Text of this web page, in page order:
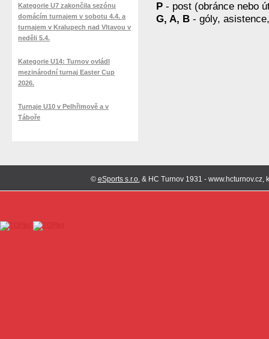
P - post (obránce nebo
G, A, B - góly,
Kategorie U7 zakončila sezónu
domácím turnajem v sobotu 4.4. a
turnajem v Kralupech nad Vltavou v
neděli 5.4.
Kategorie U14: Turnov ovládl
mezinárodní turnaj Easter Cup
2026.
Turnaje U10 v Pelhřimově a v
Táboře
© eSports s.r.o.& HC Turnov 1931 -